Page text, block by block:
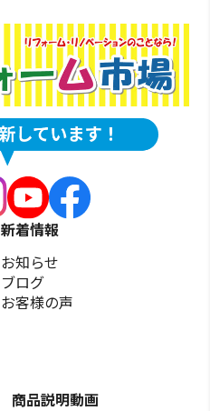
新着情報
お知らせ
ブログ
お客様の声
商品説明動画